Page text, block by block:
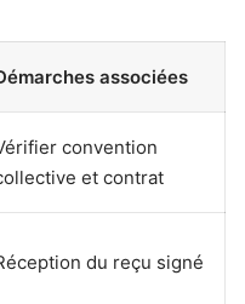
associées
convention
et contrat
du reçu signé